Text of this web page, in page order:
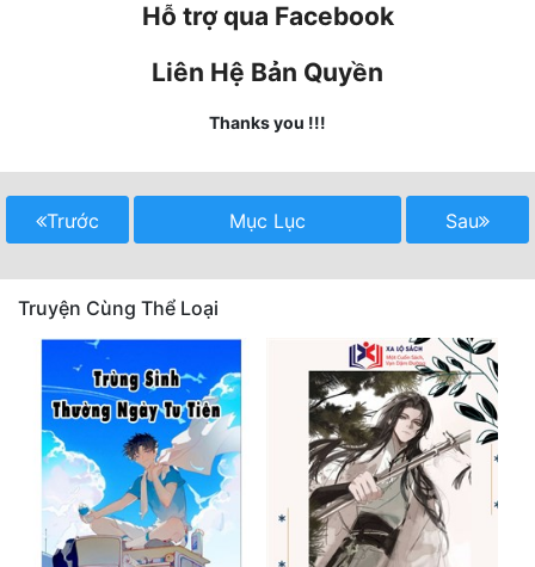
Mỹ Thực
Ngôn Tình
Nữ Cường
Phong Thủy - Tâm Linh
Phương Tây
Phản Phái
Quan Trường
Hỗ trợ qua Facebook
Liên Hệ Bản Quyền
Thanks you !!!
Trước Mục Lục Sau
Truyện Cùng Thể Loại